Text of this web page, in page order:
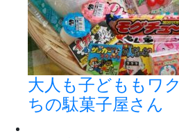
大人も子どももワ
ちの駄菓子屋さん